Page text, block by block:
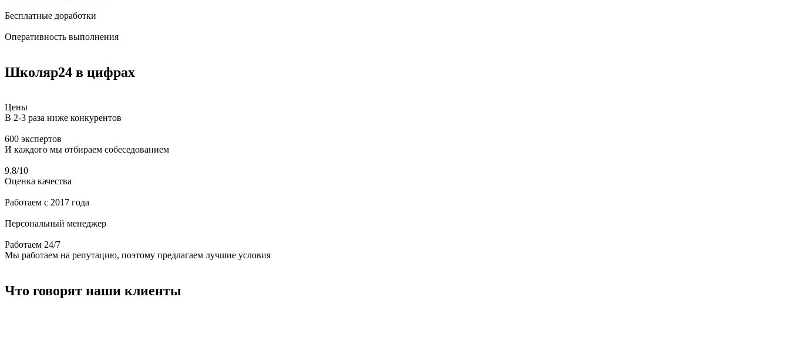
Бесплатные доработки
Оперативность выполнения
Школяр24 в цифрах
Цены
В 2-3 раза ниже конкурентов
600 экспертов
И каждого мы отбираем собеседованием
9.8/10
Оценка качества
Работаем с 2017 года
Персональный менеджер
Работаем 24/7
Мы работаем на репутацию, поэтому предлагаем лучшие условия
Что говорят наши клиенты